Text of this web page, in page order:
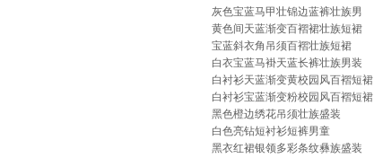
灰色宝蓝马甲壮锦边蓝裤壮族男
黄色间天蓝渐变百褶裙壮族短裙
宝蓝斜衣角吊须百褶壮族短裙
白衣宝蓝马褂天蓝长裤壮族男装
白衬衫天蓝渐变黄校园风百褶短裙
白衬衫宝蓝渐变粉校园风百褶短裙
黑色橙边绣花吊须壮族盛装
白色亮钻短衬衫短裤男童
黑衣红裙银领多彩条纹彝族盛装